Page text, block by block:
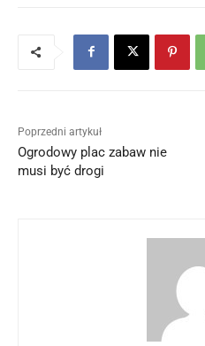
Poprzedni artykuł
Ogrodowy plac zabaw nie
musi być drogi